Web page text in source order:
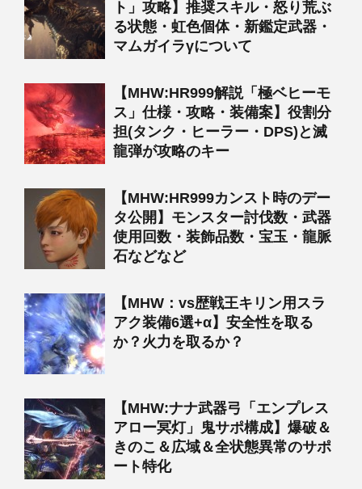
ト」攻略】推奨スキル・怒り荒ぶ
る状態・虹色個体・新鑑定武器・
マムガイラγについて
【MHW:HR999解説「極ベヒーモ
ス」仕様・攻略・装備案】役割分
担(タンク・ヒーラー・DPS)と滅
龍弾が攻略のキー
【MHW:HR999カンスト時のデー
タ公開】モンスター討伐数・武器
使用回数・装飾品数・宝玉・龍脈
石などなど
【MHW：vs歴戦王キリン用スラ
アク装備6選+α】安全性を取る
か？火力を取るか？
【MHW:ナナ武器弓「エンプレス
アロー冥灯」鬼サポ構成】爆破＆
きのこ＆広域＆全状態異常のサポ
ート特化